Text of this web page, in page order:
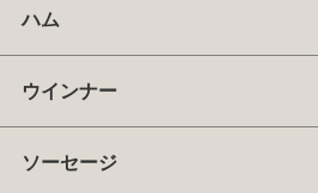
ハム
ウインナー
ソーセージ